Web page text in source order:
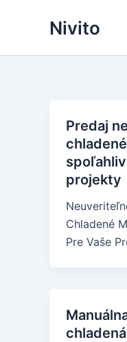
Nivito
Predaj
projekty
Chladené
Pre Vaše